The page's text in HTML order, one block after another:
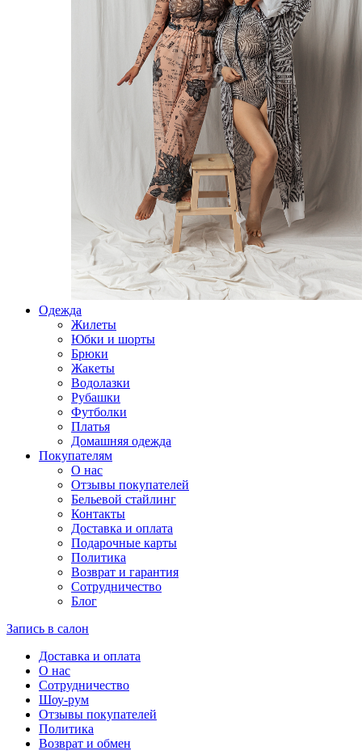
Одежда
Жилеты
Юбки и шорты
Брюки
Жакеты
Водолазки
Рубашки
Футболки
Платья
Домашняя одежда
Покупателям
О нас
Отзывы покупателей
Бельевой стайлинг
Контакты
Доставка и оплата
Подарочные карты
Политика
Возврат и гарантия
Сотрудничество
Блог
Запись в салон
Доставка и оплата
О нас
Сотрудничество
Шоу-рум
Отзывы покупателей
Политика
Возврат и обмен